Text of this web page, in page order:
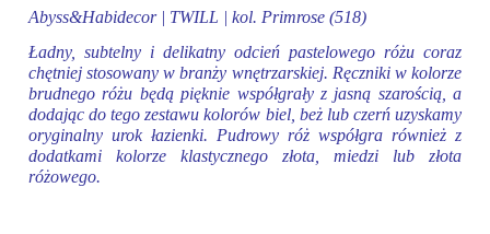
Abyss&Habidecor | TWILL | kol. Primrose (518)
Ładny, subtelny i delikatny odcień pastelowego różu coraz
chętniej stosowany w branży wnętrzarskiej. Ręczniki w kolorze
brudnego różu będą pięknie współgrały z jasną szarością, a
dodając do tego zestawu kolorów biel, beż lub czerń uzyskamy
oryginalny urok łazienki. Pudrowy róż współgra również z
dodatkami kolorze klastycznego złota, miedzi lub złota
różowego.